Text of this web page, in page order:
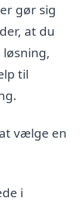
gør sig
at du
til
vælge en
i